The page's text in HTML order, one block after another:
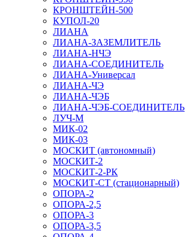
КРОНШТЕЙН-500
КУПОЛ-20
ЛИАНА
ЛИАНА-ЗАЗЕМЛИТЕЛЬ
ЛИАНА-НЧЭ
ЛИАНА-СОЕДИНИТЕЛЬ
ЛИАНА-Универсал
ЛИАНА-ЧЭ
ЛИАНА-ЧЭБ
ЛИАНА-ЧЭБ-СОЕДИНИТЕЛЬ
ЛУЧ-М
МИК-02
МИК-03
МОСКИТ (автономный)
МОСКИТ-2
МОСКИТ-2-РК
МОСКИТ-СТ (стационарный)
ОПОРА-2
ОПОРА-2,5
ОПОРА-3
ОПОРА-3,5